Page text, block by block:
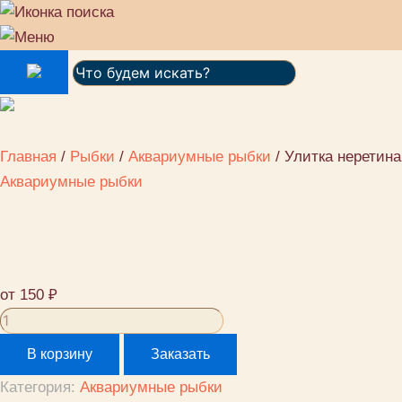
Поиск:
Главная / Рыбки / Аквариумные рыбки / Улитка
Аквариумные рыбки
от 150 ₽
Количество
товара
неретина
В корзину Заказать
Категория: Аквариумные рыбки